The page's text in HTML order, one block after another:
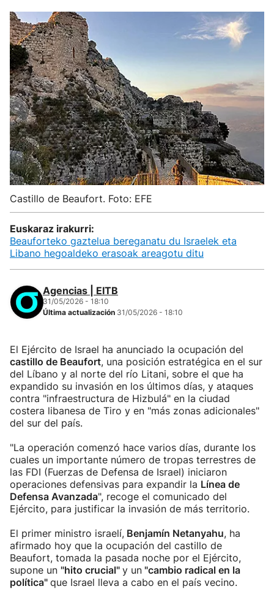
Castillo de Beaufort. Foto: EFE
Euskaraz irakurri:
Beauforteko gaztelua bereganatu du Israelek eta
Libano hegoaldeko erasoak areagotu ditu
Agencias | EITB
31/05/2026 - 18:10
Última actualización 31/05/2026 - 18:10
El Ejército de Israel ha anunciado la ocupación del
castillo de Beaufort, una posición estratégica en el sur
del Líbano y al norte del río Litani, sobre el que ha
expandido su invasión en los últimos días, y ataques
contra "infraestructura de Hizbulá" en la ciudad
costera libanesa de Tiro y en "más zonas adicionales"
del sur del país.
"La operación comenzó hace varios días, durante los
cuales un importante número de tropas terrestres de
las FDI (Fuerzas de Defensa de Israel) iniciaron
operaciones defensivas para expandir la Línea de
Defensa Avanzada", recoge el comunicado del
Ejército, para justificar la invasión de más territorio.
El primer ministro israelí, Benjamín Netanyahu, ha
afirmado hoy que la ocupación del castillo de
Beaufort, tomada la pasada noche por el Ejército,
supone un "hito crucial" y un "cambio radical en la
política" que Israel lleva a cabo en el país vecino.